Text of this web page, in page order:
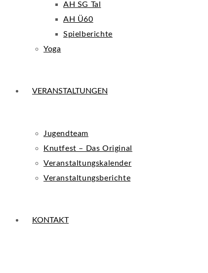
AH SG Tal
AH Ü60
Spielberichte
Yoga
VERANSTALTUNGEN
Jugendteam
Knutfest – Das Original
Veranstaltungskalender
Veranstaltungsberichte
KONTAKT